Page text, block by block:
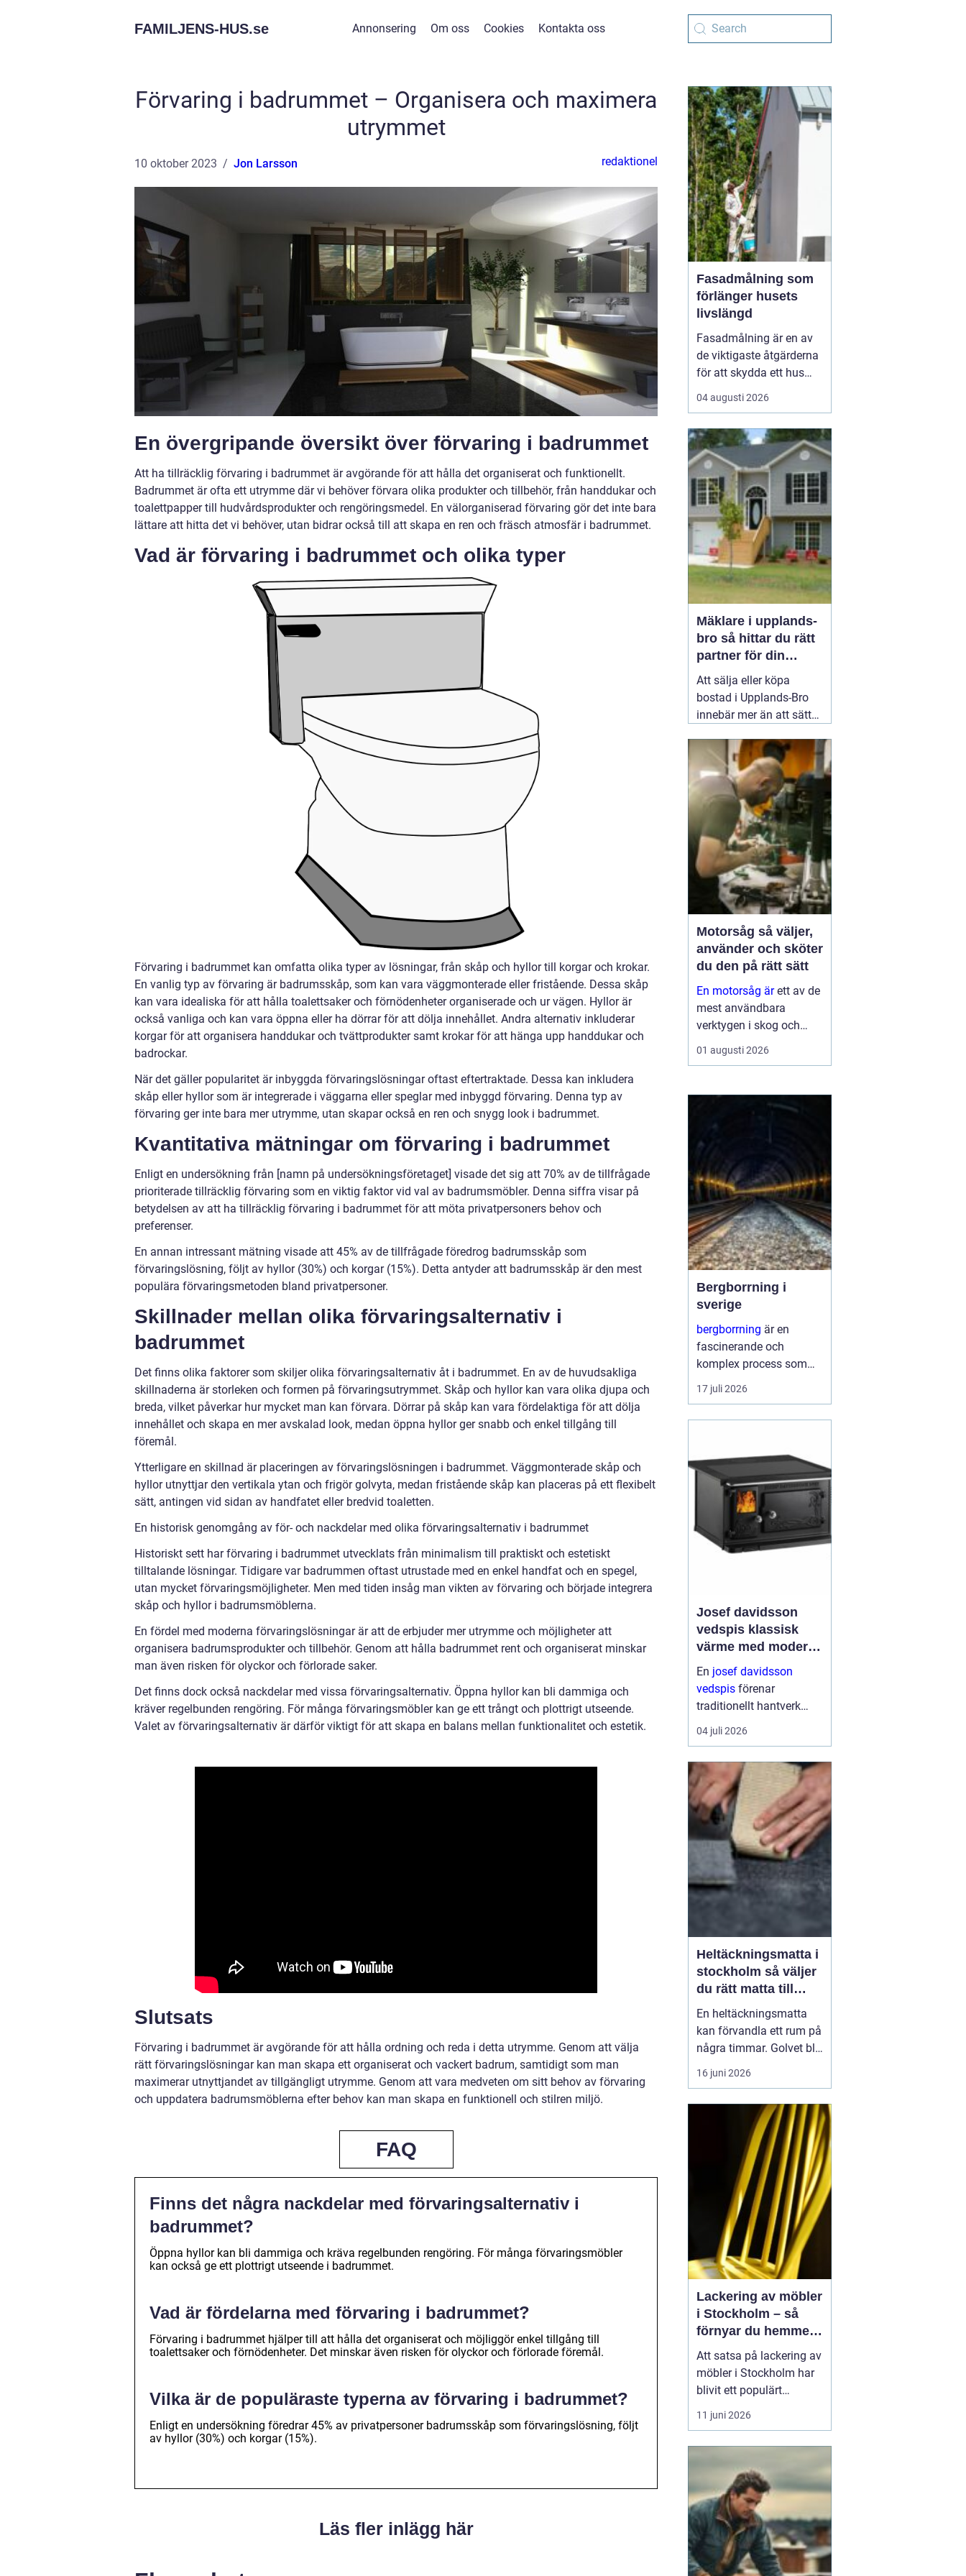
FAMILJENS-HUS.se Annonsering Om oss Cookies Kontakta oss
Förvaring i badrummet – Organisera och maximera
utrymmet
10 oktober 2023 Jon Larsson redaktionel
En övergripande översikt över förvaring i badrummet
Att ha tillräcklig förvaring i badrummet är avgörande för att hålla det organiserat och funktionellt.
Badrummet är ofta ett utrymme där vi behöver förvara olika produkter och tillbehör, från handdukar och
toalettpapper till hudvårdsprodukter och rengöringsmedel. En välorganiserad förvaring gör det inte bara
lättare att hitta det vi behöver, utan bidrar också till att skapa en ren och fräsch atmosfär i badrummet.
Vad är förvaring i badrummet och olika typer
Förvaring i badrummet kan omfatta olika typer av lösningar, från skåp och hyllor till korgar och krokar.
En vanlig typ av förvaring är badrumsskåp, som kan vara väggmonterade eller fristående. Dessa skåp
kan vara idealiska för att hålla toalettsaker och förnödenheter organiserade och ur vägen. Hyllor är
också vanliga och kan vara öppna eller ha dörrar för att dölja innehållet. Andra alternativ inkluderar
korgar för att organisera handdukar och tvättprodukter samt krokar för att hänga upp handdukar och
badrockar.
När det gäller popularitet är inbyggda förvaringslösningar oftast eftertraktade. Dessa kan inkludera
skåp eller hyllor som är integrerade i väggarna eller speglar med inbyggd förvaring. Denna typ av
förvaring ger inte bara mer utrymme, utan skapar också en ren och snygg look i badrummet.
Kvantitativa mätningar om förvaring i badrummet
Enligt en undersökning från [namn på undersökningsföretaget] visade det sig att 70% av de tillfrågade
prioriterade tillräcklig förvaring som en viktig faktor vid val av badrumsmöbler. Denna siffra visar på
betydelsen av att ha tillräcklig förvaring i badrummet för att möta privatpersoners behov och
preferenser.
En annan intressant mätning visade att 45% av de tillfrågade föredrog badrumsskåp som
förvaringslösning, följt av hyllor (30%) och korgar (15%). Detta antyder att badrumsskåp är den mest
populära förvaringsmetoden bland privatpersoner.
Skillnader mellan olika förvaringsalternativ i
badrummet
Det finns olika faktorer som skiljer olika förvaringsalternativ åt i badrummet. En av de huvudsakliga
skillnaderna är storleken och formen på förvaringsutrymmet. Skåp och hyllor kan vara olika djupa och
breda, vilket påverkar hur mycket man kan förvara. Dörrar på skåp kan vara fördelaktiga för att dölja
innehållet och skapa en mer avskalad look, medan öppna hyllor ger snabb och enkel tillgång till
föremål.
Ytterligare en skillnad är placeringen av förvaringslösningen i badrummet. Väggmonterade skåp och
hyllor utnyttjar den vertikala ytan och frigör golvyta, medan fristående skåp kan placeras på ett flexibelt
sätt, antingen vid sidan av handfatet eller bredvid toaletten.
En historisk genomgång av för- och nackdelar med olika förvaringsalternativ i badrummet
Historiskt sett har förvaring i badrummet utvecklats från minimalism till praktiskt och estetiskt
tilltalande lösningar. Tidigare var badrummen oftast utrustade med en enkel handfat och en spegel,
utan mycket förvaringsmöjligheter. Men med tiden insåg man vikten av förvaring och började integrera
skåp och hyllor i badrumsmöblerna.
En fördel med moderna förvaringslösningar är att de erbjuder mer utrymme och möjligheter att
organisera badrumsprodukter och tillbehör. Genom att hålla badrummet rent och organiserat minskar
man även risken för olyckor och förlorade saker.
Det finns dock också nackdelar med vissa förvaringsalternativ. Öppna hyllor kan bli dammiga och
kräver regelbunden rengöring. För många förvaringsmöbler kan ge ett trångt och plottrigt utseende.
Valet av förvaringsalternativ är därför viktigt för att skapa en balans mellan funktionalitet och estetik.
Slutsats
Förvaring i badrummet är avgörande för att hålla ordning och reda i detta utrymme. Genom att välja
rätt förvaringslösningar kan man skapa ett organiserat och vackert badrum, samtidigt som man
maximerar utnyttjandet av tillgängligt utrymme. Genom att vara medveten om sitt behov av förvaring
och uppdatera badrumsmöblerna efter behov kan man skapa en funktionell och stilren miljö.
FAQ
Finns det några nackdelar med förvaringsalternativ i
badrummet?
Öppna hyllor kan bli dammiga och kräva regelbunden rengöring. För många förvaringsmöbler
kan också ge ett plottrigt utseende i badrummet.
Vad är fördelarna med förvaring i badrummet?
Förvaring i badrummet hjälper till att hålla det organiserat och möjliggör enkel tillgång till
toalettsaker och förnödenheter. Det minskar även risken för olyckor och förlorade föremål.
Vilka är de populäraste typerna av förvaring i badrummet?
Enligt en undersökning föredrar 45% av privatpersoner badrumsskåp som förvaringslösning, följt
av hyllor (30%) och korgar (15%).
Läs fler inlägg här
Fasadmålning som
förlänger husets
livslängd
Fasadmålning är en av
de viktigaste åtgärderna
för att skydda ett hus
mot väder, vind och
slitage över tid. Genom
noggrant, välja rätt
färgsystem och utföra
målningsmo...
04 augusti 2026
Mäklare i upplands-
bro så hittar du rätt
partner för din
bostadsaffär
Att sälja eller köpa
bostad i Upplands-Bro
innebär mer än att sätta
annons. Marknaden rör
sig snabbt, varje område
har sina egna
förutsättningar och små
detaljer kan göra stor
skillnad för slutpriset. En
02 augusti 2026
Motorsåg så väljer,
använder och sköter
du den på rätt sätt
En motorsåg ärett av de
mest användbara
verktygen i skog och
trädgård. Den sparar tid,
gör tunga jobb möjliga
avgörande del av både
yrkesliv och fritid.
Samtidigt kräver
verktyget respekt, kun...
01 augusti 2026
Bergborrning i
sverige
bergborrning är en
fascinerande och
komplex process som
innefattar att borra
genom sten och
av stabila fundament
för...
17 juli 2026
Josef davidsson
vedspis klassisk
värme med modern
funktion
En josef davidsson
vedspis förenar
traditionellt hantverk
med dagens krav på
effektiv, trygg och
uppvärmning. Många
uppskattar känslan av
en levande eld i köket,...
04 juli 2026
Heltäckningsmatta i
stockholm så väljer
du rätt matta till
hem och kontor
En heltäckningsmatta
kan förvandla ett rum på
några timmar. Golvet blir
mjukare, ljudnivån
sjunker och hela miljön
Stockholm syns trenden
tydligt både i hem och
på kontor. Samtidigt har
många kvar en gammal
bild av heltäckningsma...
16 juni 2026
Lackering av möbler
i Stockholm – så
förnyar du hemmet
med professionell
möbellackering
Att satsa på lackering av
möbler i Stockholm har
blivit ett populärt
alternativ för den som
vill förnya hemmet utan
Många äldre bord, stolar
och skåp har fortfarande
hög k...
11 juni 2026